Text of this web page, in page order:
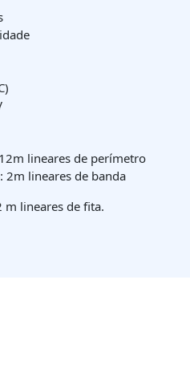
lineares de perímetro
2m lineares de banda
m lineares de fita.